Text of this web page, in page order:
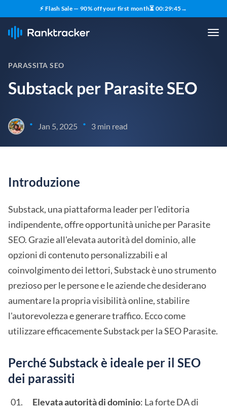
⚡ Flash Sale — 90% off your first month⏳ 00:29:44→
PARASSITA SEO
Substack per Parasite SEO
• Jan 5, 2025 • 3 min read
Introduzione
Substack, una piattaforma leader per l'editoria
indipendente, offre opportunità uniche per Parasite
SEO. Grazie all'elevata autorità del dominio, alle
opzioni di contenuto personalizzabili e al
coinvolgimento dei lettori, Substack è uno strumento
prezioso per le persone e le aziende che desiderano
aumentare la propria visibilità online, stabilire
l'autorevolezza e generare traffico. Ecco come
utilizzare efficacemente Substack per la SEO Parasite.
Perché Substack è ideale per il SEO
dei parassiti
Elevata autorità di dominio: La forte DA di